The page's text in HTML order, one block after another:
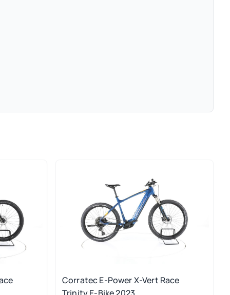
Corratec E-Power X-Vert Race
Trinity E-Bike 2023